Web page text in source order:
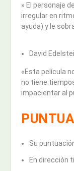
» El personaje
irregular en
ayuda) y le
David
«Esta película
no tiene
impacientar al
Su
En dirección